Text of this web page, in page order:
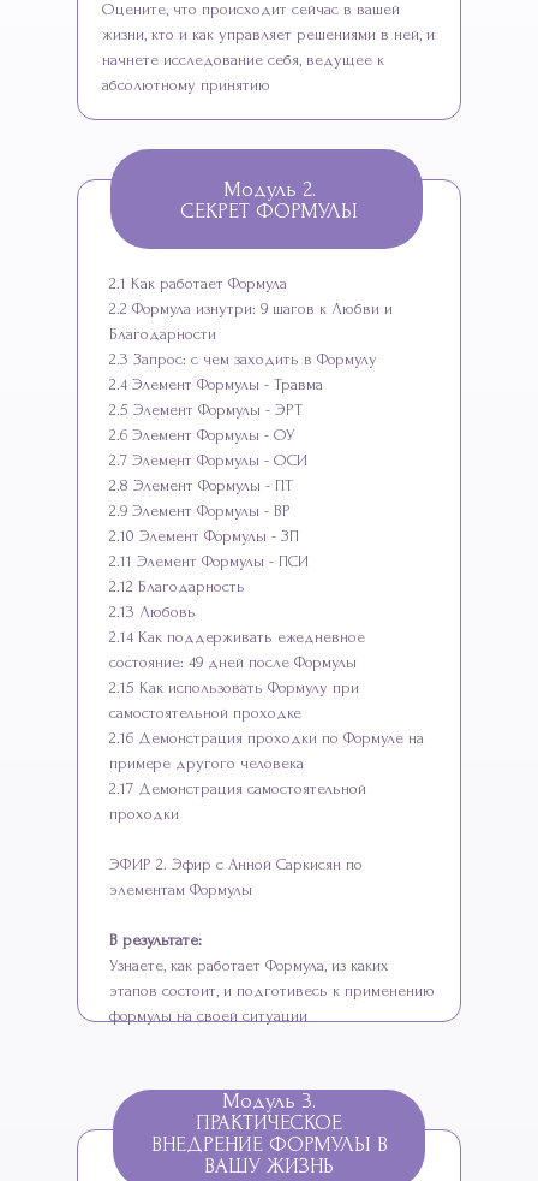
Оцените, что происходит сейчас в вашей
жизни, кто и как управляет решениями в ней, и
начнете исследование себя, ведущее к
абсолютному принятию
2.1 Как работает Формула
2.2 Формула изнутри: 9 шагов к Любви и
Благодарности
2.3 Запрос: с чем заходить в Формулу
2.4 Элемент Формулы - Травма
2.5 Элемент Формулы - ЭРТ
2.6 Элемент Формулы - ОУ
2.7 Элемент Формулы - ОСИ
2.8 Элемент Формулы - ПТ
2.9 Элемент Формулы - ВР
2.10 Элемент Формулы - ЗП
2.11 Элемент Формулы - ПСИ
2.12 Благодарность
2.13 Любовь
2.14 Как поддерживать ежедневное
состояние: 49 дней после Формулы
2.15 Как использовать Формулу при
самостоятельной проходке
2.16 Демонстрация проходки по Формуле на
примере другого человека
2.17 Демонстрация самостоятельной
проходки
ЭФИР 2. Эфир с Анной Саркисян по
элементам Формулы
В результате:
Узнаете, как работает Формула, из каких
этапов состоит, и подготивесь к применению
формулы на своей ситуации
Модуль 2.
СЕКРЕТ ФОРМУЛЫ
Модуль 3.
ПРАКТИЧЕСКОЕ
ВНЕДРЕНИЕ ФОРМУЛЫ В
ВАШУ ЖИЗНЬ